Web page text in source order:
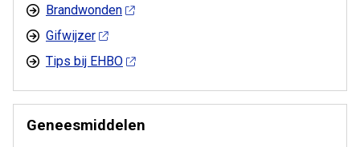
Brandwonden
Gifwijzer
Tips bij EHBO
Geneesmiddelen